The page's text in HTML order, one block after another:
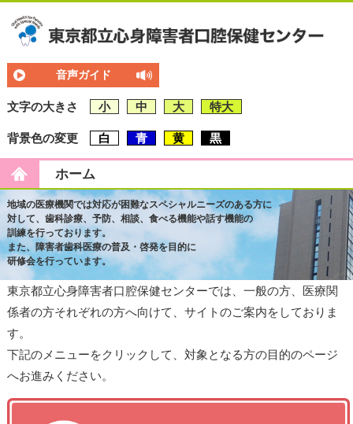
音声ガイド
文字の大きさ 小 中 大 特大
背景色の変更 白 青 黄 黒
ホーム
地域の医療機関では対応が困難なスペシャルニーズのある方に
対して、歯科診療、予防、相談、食べる機能や話す機能の
訓練を行っております。
また、障害者歯科医療の普及・啓発を目的に
研修会を行っています。
東京都立心身障害者口腔保健センターでは、一般の方、医療関
係者の方それぞれの方へ向けて、サイトのご案内をしておりま
す。
下記のメニューをクリックして、対象となる方の目的のページ
へお進みください。